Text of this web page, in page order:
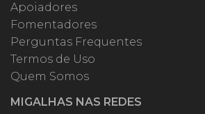
Apoiadores
Fomentadores
Perguntas Frequentes
Termos de Uso
Quem Somos
MIGALHAS NAS REDES